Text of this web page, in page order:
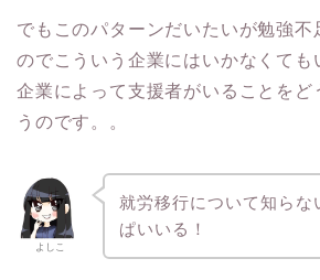
でもこのパターンだいたいが勉強不
のでこういう企業にはいかなくても
企業によって支援者がいることをど
うのです。。
よしこ
就労移行について知らな
ぱいいる！